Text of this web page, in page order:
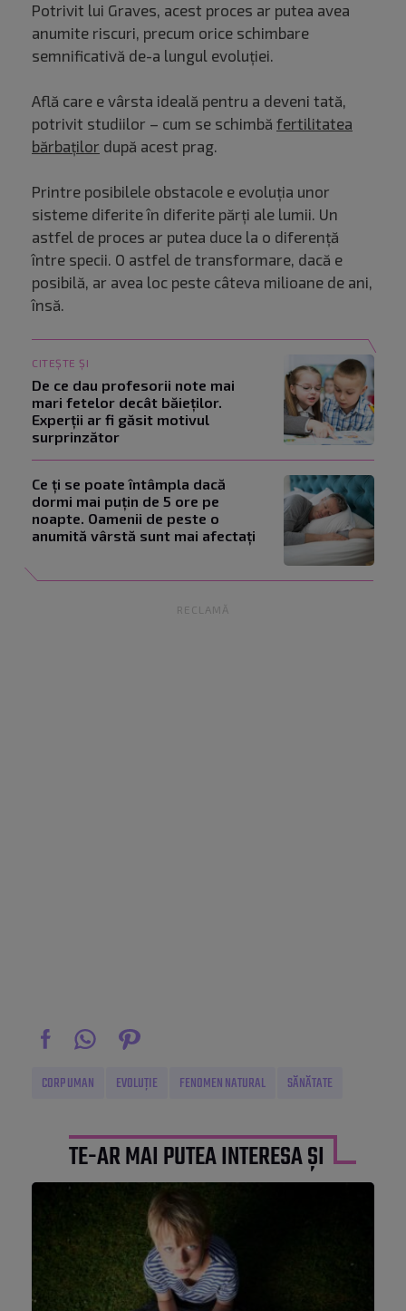
Potrivit lui Graves, acest proces ar putea avea
anumite riscuri, precum orice schimbare
semnificativă de-a lungul evoluției.
Află care e vârsta ideală pentru a deveni tată,
potrivit studiilor – cum se schimbă fertilitatea
bărbaților după acest prag.
Printre posibilele obstacole e evoluția unor
sisteme diferite în diferite părți ale lumii. Un
astfel de proces ar putea duce la o diferență
între specii. O astfel de transformare, dacă e
posibilă, ar avea loc peste câteva milioane de ani,
însă.
CITEȘTE ȘI
De ce dau profesorii note mai
mari fetelor decât băieților.
Experții ar fi găsit motivul
surprinzător
Ce ți se poate întâmpla dacă
dormi mai puțin de 5 ore pe
noapte. Oamenii de peste o
anumită vârstă sunt mai afectați
RECLAMĂ
CORP UMAN EVOLUȚIE FENOMEN NATURAL SĂNĂTATE
TE-AR MAI PUTEA INTERESA ȘI